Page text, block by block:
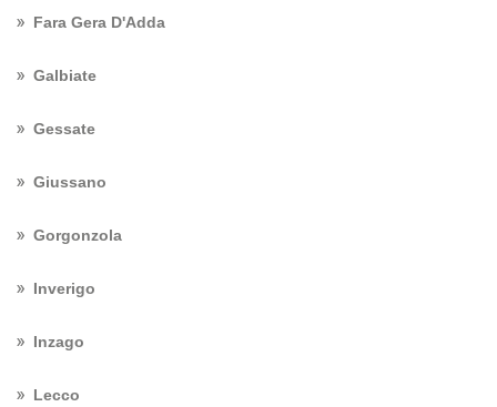
Fara Gera D'Adda
Galbiate
Gessate
Giussano
Gorgonzola
Inverigo
Inzago
Lecco